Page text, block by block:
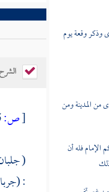
وذكر وقعة يوم
من المدينة ومن
فله أن
[ص:
(
: